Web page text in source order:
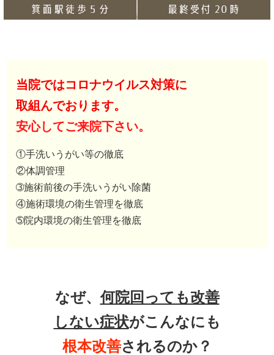
当院ではコロナウイルス対策に
取組んでおります。
安心してご来院下さい。
①手洗いうがい等の徹底
②体調管理
➂施術前後の手洗いうがい除菌
④施術環境の衛生管理を徹底
➄院内環境の衛生管理を徹底
なぜ、何院回っても改善
しない症状がこんなにも
根本改善されるのか？